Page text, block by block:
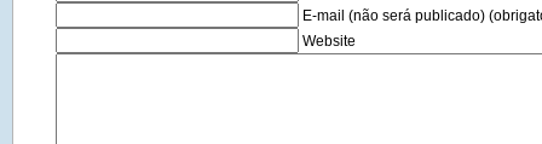
E-mail (não será publicado)
Website